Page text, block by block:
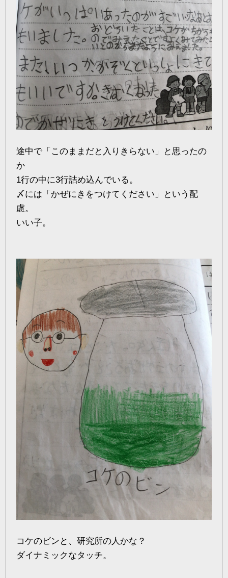
途中で「このままだと入りきらない」と思ったの
か
1行の中に3行詰め込んでいる。
〆には「かぜにきをつけてください」という配
慮。
いい子。
コケのビンと、研究所の人かな？
ダイナミックなタッチ。